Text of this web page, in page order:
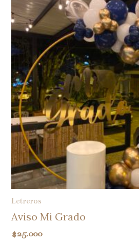
Letreros
Aviso Mi Grado
$25.000